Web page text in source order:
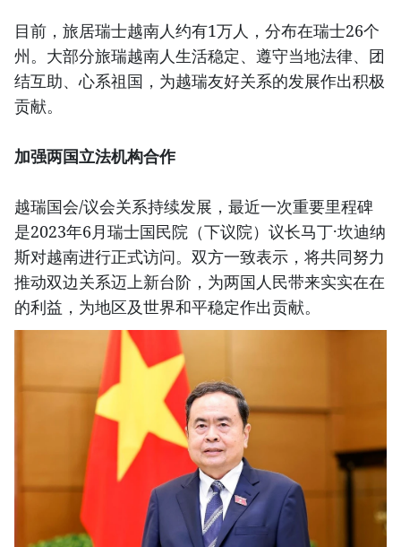
目前，旅居瑞士越南人约有1万人，分布在瑞士26个
州。大部分旅瑞越南人生活稳定、遵守当地法律、团
结互助、心系祖国，为越瑞友好关系的发展作出积极
贡献。
加强两国立法机构合作
越瑞国会/议会关系持续发展，最近一次重要里程碑
是2023年6月瑞士国民院（下议院）议长马丁·坎迪纳
斯对越南进行正式访问。双方一致表示，将共同努力
推动双边关系迈上新台阶，为两国人民带来实实在在
的利益，为地区及世界和平稳定作出贡献。